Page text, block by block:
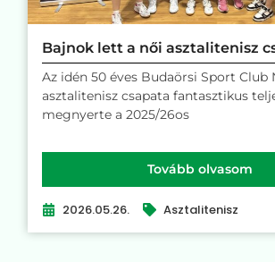
Bajnok lett a női asztalitenisz
Az idén 50 éves Budaörsi Sport Club
asztalitenisz csapata fantasztikus
megnyerte a 2025/26os
Tovább olvasom
2026.05.26. Asztalitenisz